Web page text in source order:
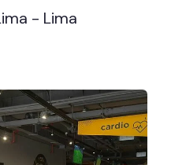
- Lima